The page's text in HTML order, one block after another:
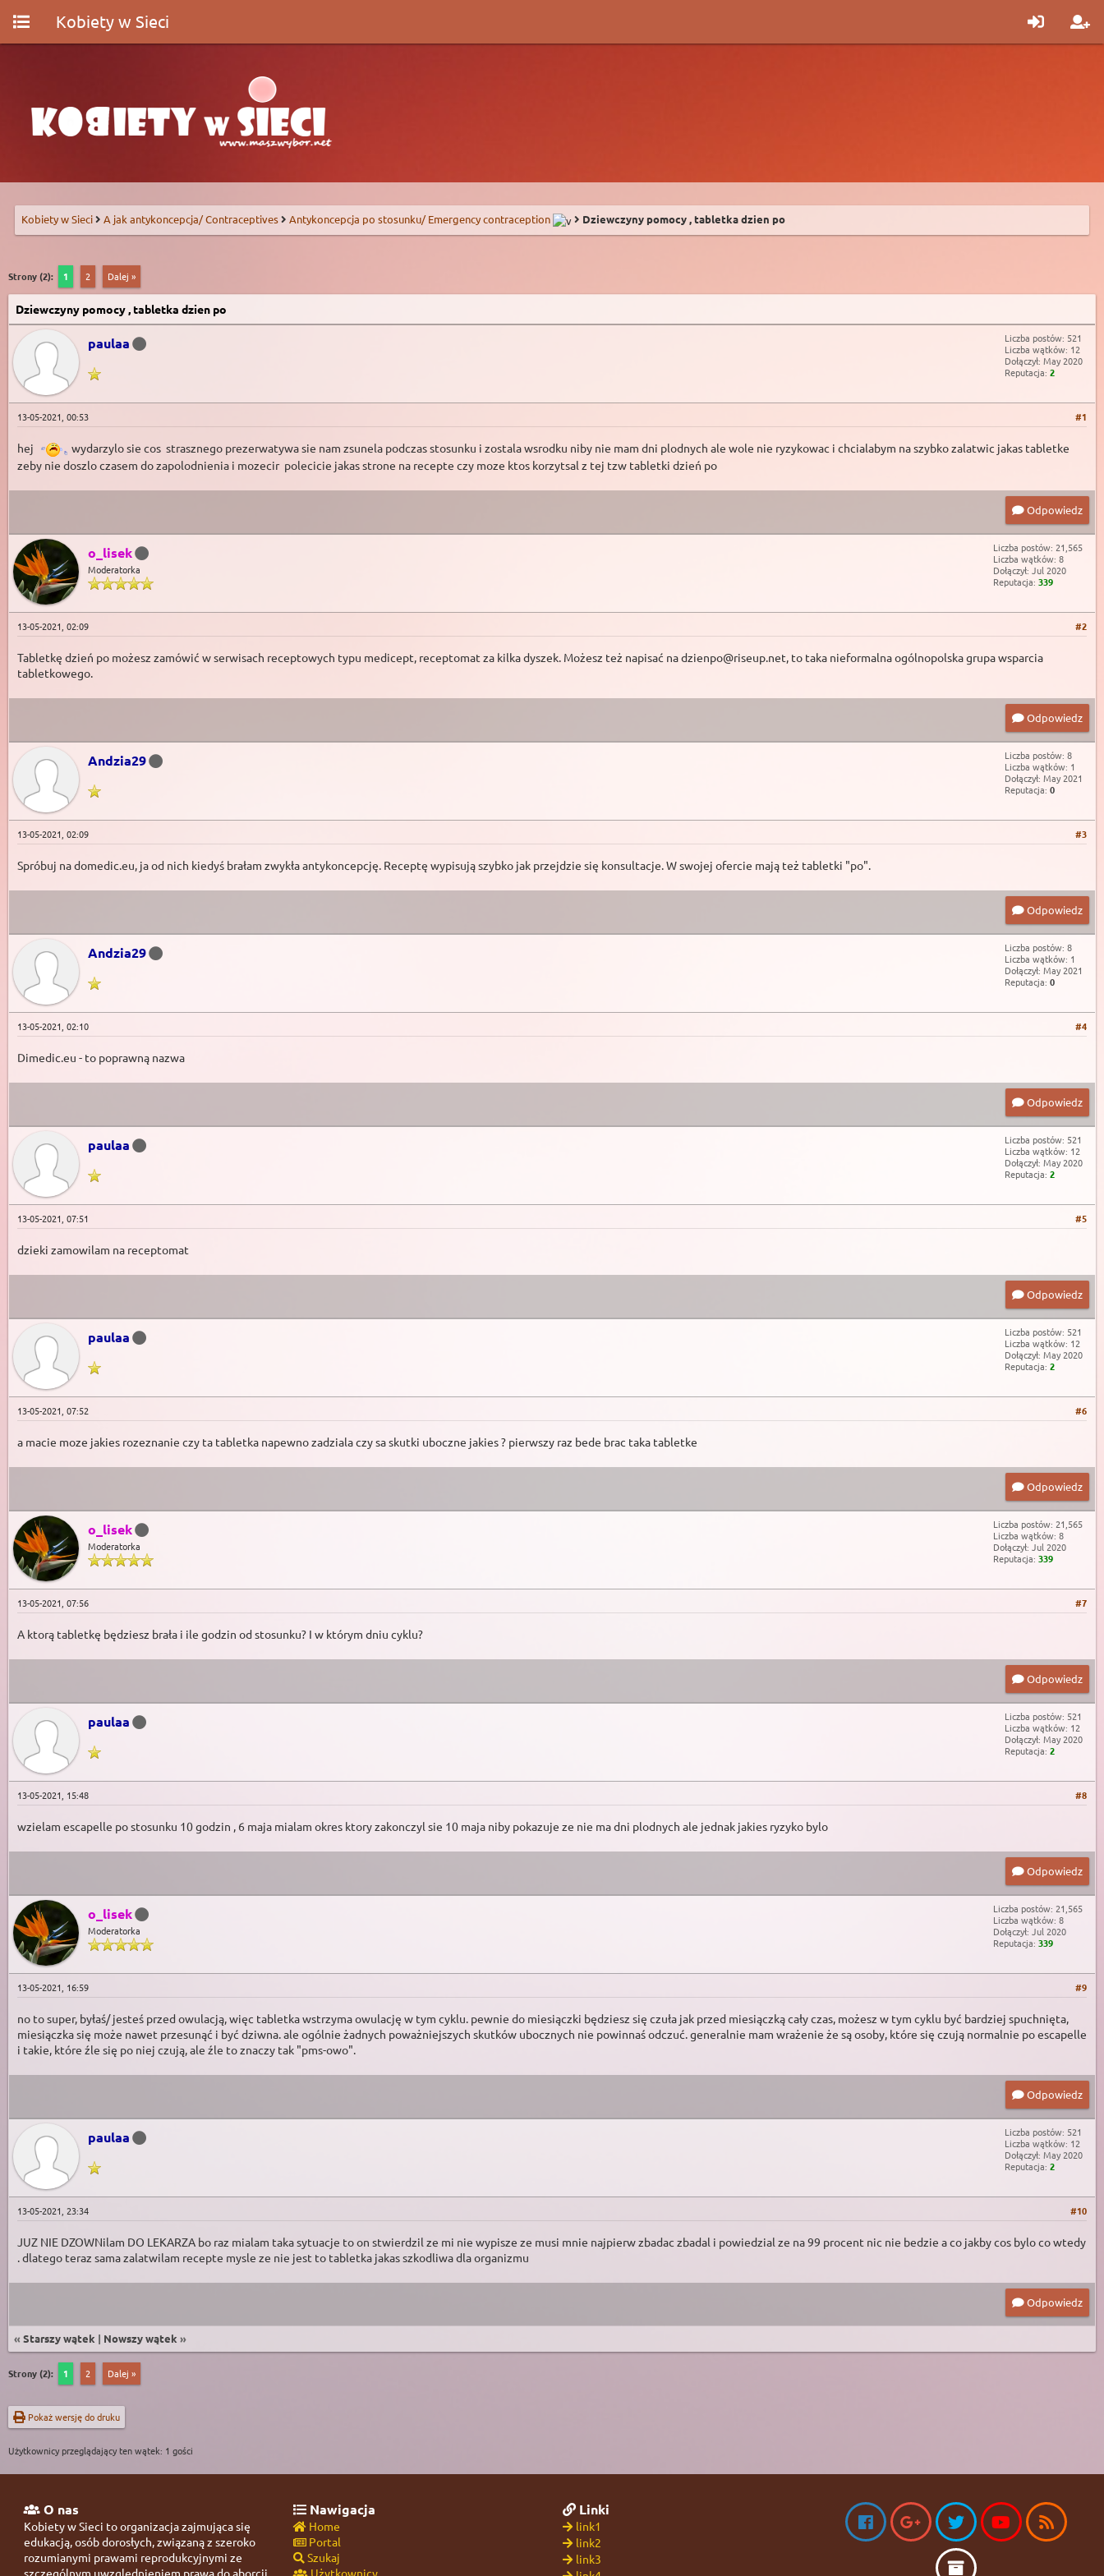
Kobiety w Sieci
Kobiety w Sieci A jak antykoncepcja/ Contraceptives Antykoncepcja po stosunku/ Emergency contraception Dziewczyny pomocy , tabletka dzien po
Strony (2): 1 2 Dalej »
Dziewczyny pomocy , tabletka dzien po
paulaa
Liczba postów: 521
Liczba wątków: 12
Dołączył: May 2020
Reputacja: 2
#1
13-05-2021, 00:53
hej
wydarzylo sie cos strasznego prezerwatywa sie nam zsunela podczas stosunku i zostala wsrodku niby nie mam dni plodnych ale wole nie ryzykowac i chcialabym na szybko zalatwic jakas tabletke
zeby nie doszlo czasem do zapolodnienia i mozecir polecicie jakas strone na recepte czy moze ktos korzytsal z tej tzw tabletki dzień po
Odpowiedz
o_lisek
Moderatorka
Liczba postów: 21,565
Liczba wątków: 8
Dołączył: Jul 2020
Reputacja: 339
#2
13-05-2021, 02:09
Tabletkę dzień po możesz zamówić w serwisach receptowych typu medicept, receptomat za kilka dyszek. Możesz też napisać nadzienpo@riseup.net, to taka nieformalna ogólnopolska grupa wsparcia
tabletkowego.
Odpowiedz
Andzia29
Liczba postów: 8
Liczba wątków: 1
Dołączył: May 2021
Reputacja: 0
#3
13-05-2021, 02:09
Spróbuj na domedic.eu, ja od nich kiedyś brałam zwykła antykoncepcję. Receptę wypisują szybko jak przejdzie się konsultacje. W swojej ofercie mają też tabletki "po".
Odpowiedz
Andzia29
Liczba postów: 8
Liczba wątków: 1
Dołączył: May 2021
Reputacja: 0
#4
13-05-2021, 02:10
Dimedic.eu - to poprawną nazwa
Odpowiedz
paulaa
Liczba postów: 521
Liczba wątków: 12
Dołączył: May 2020
Reputacja: 2
#5
13-05-2021, 07:51
dzieki zamowilam na receptomat
Odpowiedz
paulaa
Liczba postów: 521
Liczba wątków: 12
Dołączył: May 2020
Reputacja: 2
#6
13-05-2021, 07:52
a macie moze jakies rozeznanie czy ta tabletka napewno zadziala czy sa skutki uboczne jakies ? pierwszy raz bede brac taka tabletke
Odpowiedz
o_lisek
Moderatorka
Liczba postów: 21,565
Liczba wątków: 8
Dołączył: Jul 2020
Reputacja: 339
#7
13-05-2021, 07:56
A ktorą tabletkę będziesz brała i ile godzin od stosunku? I w którym dniu cyklu?
Odpowiedz
paulaa
Liczba postów: 521
Liczba wątków: 12
Dołączył: May 2020
Reputacja: 2
#8
13-05-2021, 15:48
wzielam escapelle po stosunku 10 godzin , 6 maja mialam okres ktory zakonczyl sie 10 maja niby pokazuje ze nie ma dni plodnych ale jednak jakies ryzyko bylo
Odpowiedz
o_lisek
Moderatorka
Liczba postów: 21,565
Liczba wątków: 8
Dołączył: Jul 2020
Reputacja: 339
#9
13-05-2021, 16:59
no to super, byłaś/ jesteś przed owulacją, więc tabletka wstrzyma owulację w tym cyklu. pewnie do miesiączki będziesz się czuła jak przed miesiączką cały czas, możesz w tym cyklu być bardziej spuchnięta,
miesiączka się może nawet przesunąć i być dziwna. ale ogólnie żadnych poważniejszych skutków ubocznych nie powinnaś odczuć. generalnie mam wrażenie że są osoby, które się czują normalnie po escapelle
i takie, które źle się po niej czują, ale źle to znaczy tak "pms-owo".
Odpowiedz
paulaa
Liczba postów: 521
Liczba wątków: 12
Dołączył: May 2020
Reputacja: 2
#10
13-05-2021, 23:34
JUZ NIE DZOWNilam DO LEKARZA bo raz mialam taka sytuacje to on stwierdzil ze mi nie wypisze ze musi mnie najpierw zbadac zbadal i powiedzial ze na 99 procent nic nie bedzie a co jakby cos bylo co wtedy
. dlatego teraz sama zalatwilam recepte mysle ze nie jest to tabletka jakas szkodliwa dla organizmu
Odpowiedz
« Starszy wątek | Nowszy wątek »
Strony (2): 1 2 Dalej »
Pokaż wersję do druku
Użytkownicy przeglądający ten wątek: 1 gości
O nas
Kobiety w Sieci to organizacja zajmująca się
edukacją, osób dorosłych, związaną z szeroko
rozumianymi prawami reprodukcyjnymi ze
szczególnym uwzględnieniem prawa do aborcji.
Nawigacja
Home
Portal
Szukaj
Użytkownicy
Linki
link1
link2
link3